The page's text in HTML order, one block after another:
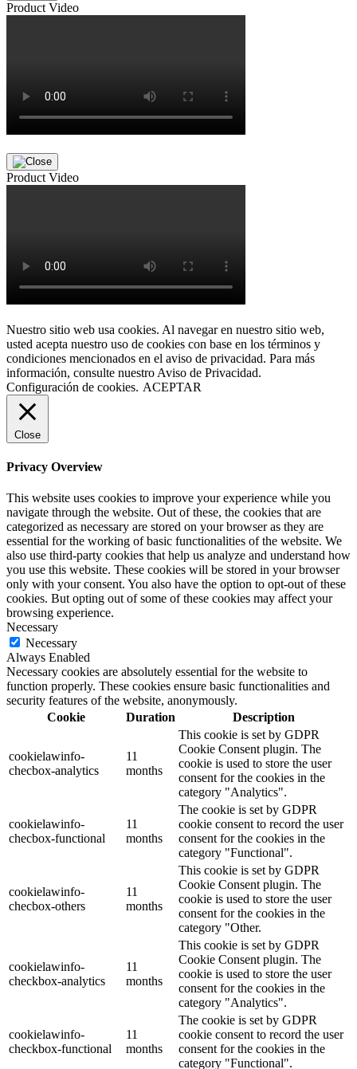
Product Video
Product Video
Nuestro sitio web usa cookies. Al navegar en nuestro sitio web,
usted acepta nuestro uso de cookies con base en los términos y
condiciones mencionados en el aviso de privacidad. Para más
información, consulte nuestro Aviso de Privacidad.
Configuración de cookies. ACEPTAR
Close
Privacy Overview
This website uses cookies to improve your experience while you
navigate through the website. Out of these, the cookies that are
categorized as necessary are stored on your browser as they are
essential for the working of basic functionalities of the website. We
also use third-party cookies that help us analyze and understand how
you use this website. These cookies will be stored in your browser
only with your consent. You also have the option to opt-out of these
cookies. But opting out of some of these cookies may affect your
browsing experience.
Necessary
Necessary
Always Enabled
Necessary cookies are absolutely essential for the website to
function properly. These cookies ensure basic functionalities and
security features of the website, anonymously.
Cookie
Duration Description
cookielawinfo-
checbox-analytics
11
months
This cookie is set by GDPR
Cookie Consent plugin. The
cookie is used to store the user
consent for the cookies in the
category "Analytics".
cookielawinfo-
checbox-functional
11
months
The cookie is set by GDPR
cookie consent to record the user
consent for the cookies in the
category "Functional".
cookielawinfo-
checbox-others
11
months
This cookie is set by GDPR
Cookie Consent plugin. The
cookie is used to store the user
consent for the cookies in the
category "Other.
cookielawinfo-
checkbox-analytics
11
months
This cookie is set by GDPR
Cookie Consent plugin. The
cookie is used to store the user
consent for the cookies in the
category "Analytics".
cookielawinfo-
checkbox-functional
11
months
The cookie is set by GDPR
cookie consent to record the user
consent for the cookies in the
category "Functional".